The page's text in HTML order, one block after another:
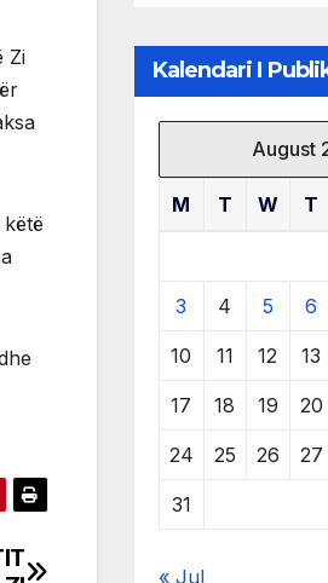
Zi
Kalendari I
August
M T W T
3 4 5 6
10 11 12 13
17 18 19 20
24 25 26 27
31
« Jul